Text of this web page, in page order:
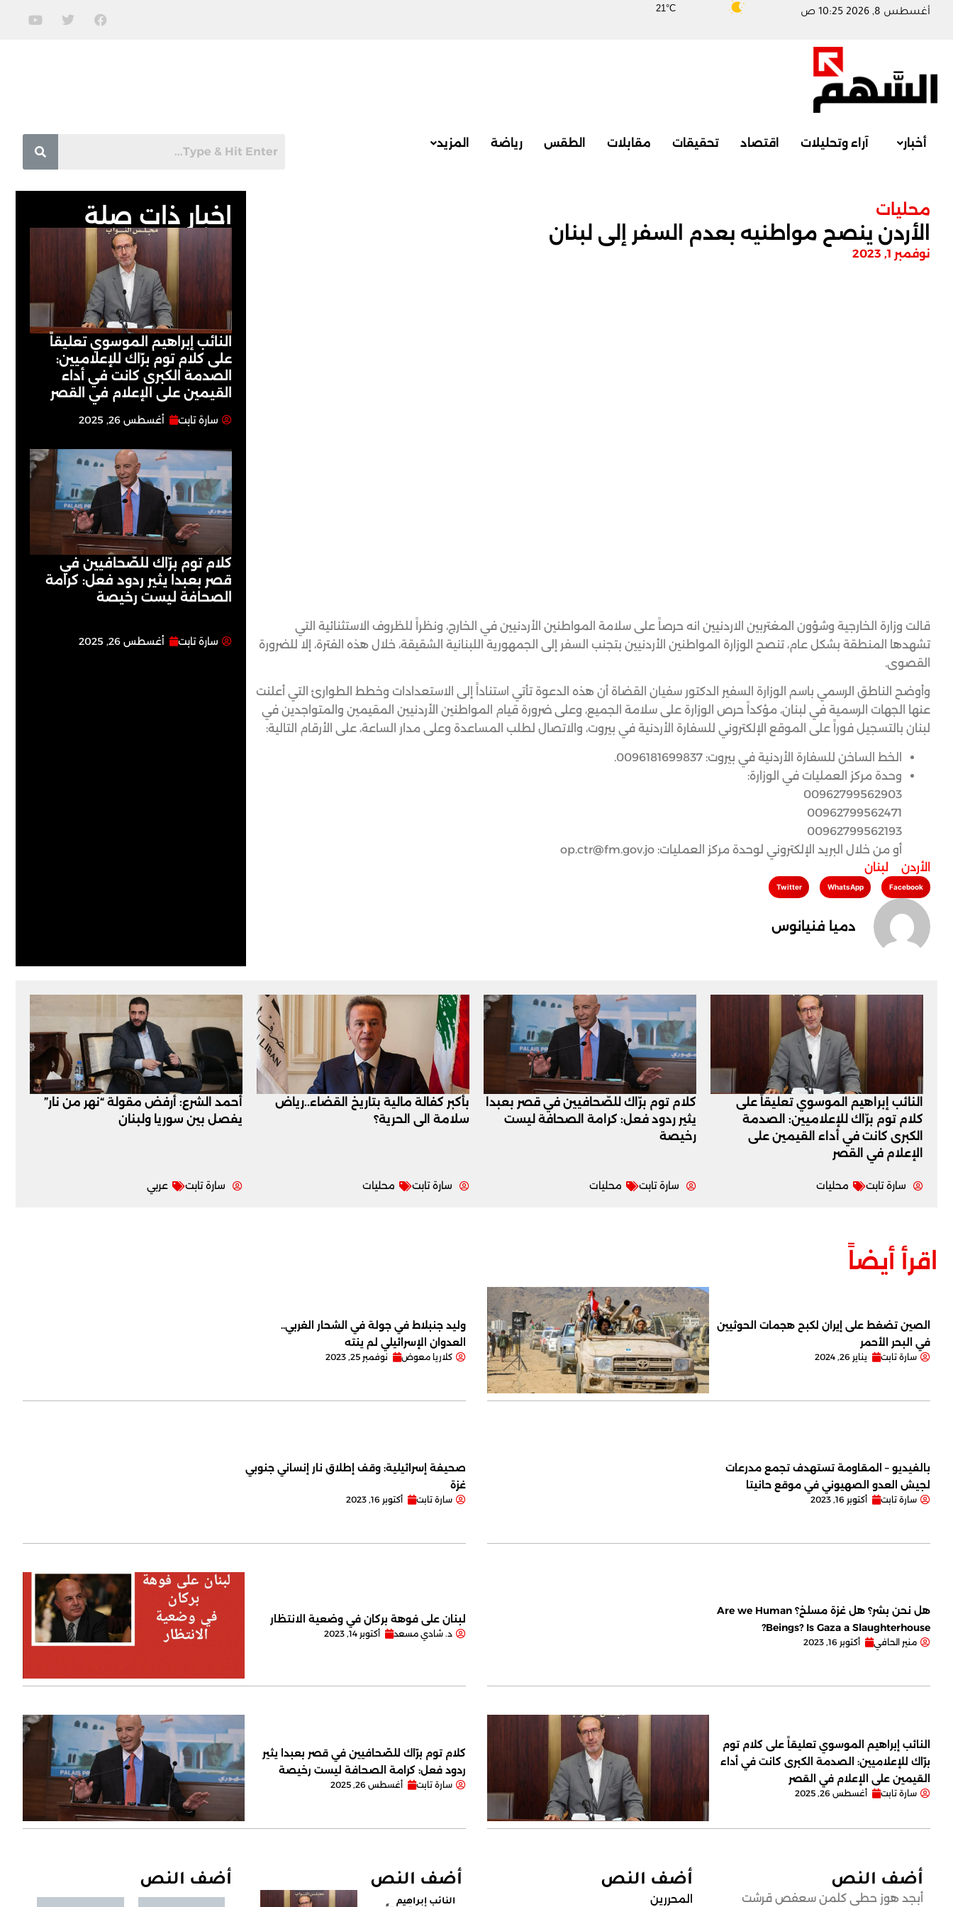
21°C أغسطس 8, 2026 10:25 ص
أخبار آراء وتحليلات اقتصاد تحقيقات مقابلات الطقس رياضة المزيد
اخبار ذات صلة
النائب إبراهيم الموسوي تعليقاً
على كلام توم برّاك للإعلاميين:
الصدمة الكبرى كانت في أداء
القيمين على ‏الإعلام في القصر
سارة تابت أغسطس 26, 2025
كلام توم برّاك للصّحافيين في
قصر بعبدا يثير ردود فعل: كرامة
الصحافة ليست رخيصة
سارة تابت أغسطس 26, 2025
محليات
الأردن ينصح مواطنيه بعدم السفر إلى لبنان
نوفمبر 1, 2023
قالت وزارة الخارجية وشؤون المغتربين الاردنيين انه حرصاً على سلامة المواطنين الأردنيين في الخارج، ونظراً للظروف الاستثنائية التي
تشهدها المنطقة بشكل عام، تنصح الوزارة المواطنين الأردنيين بتجنب السفر إلى الجمهورية اللبنانية الشقيقة، خلال هذه الفترة، إلا للضرورة
القصوى.
وأوضح الناطق الرسمي باسم الوزارة السفير الدكتور سفيان القضاة أن هذه الدعوة تأتي استناداً إلى الاستعدادات وخطط الطوارئ التي أعلنت
عنها الجهات الرسمية في لبنان، مؤكداً حرص الوزارة على سلامة الجميع، وعلى ضرورة قيام المواطنين الأردنيين المقيمين والمتواجدين في
لبنان بالتسجيل فوراً على الموقع الإلكتروني للسفارة الأردنية في بيروت، والاتصال لطلب المساعدة وعلى مدار الساعة، على الأرقام التالية:
الخط الساخن للسفارة الأردنية في بيروت: 0096181699837.
وحدة مركز العمليات في الوزارة:
00962799562903
00962799562471
00962799562193
أو من خلال البريد الإلكتروني لوحدة مركز العمليات: op.ctr@fm.gov.jo
الأردن
لبنان
Facebook
WhatsApp
Twitter
دميا فنيانوس
النائب إبراهيم الموسوي تعليقاً على
كلام توم برّاك للإعلاميين: الصدمة
الكبرى كانت في أداء القيمين على
‏الإعلام في القصر
سارة تابت محليات
كلام توم برّاك للصّحافيين في قصر بعبدا
يثير ردود فعل: كرامة الصحافة ليست
رخيصة
سارة تابت محليات
بأكبر كفالة مالية بتاريخ القضاء..رياض
سلامة الى الحرية؟
سارة تابت محليات
أحمد الشرع: أرفض مقولة “نهر من نار”
يفصل بين سوريا ولبنان
سارة تابت عربي
اقرأ أيضاً
الصين تضغط على إيران لكبح هجمات الحوثيين
في البحر الأحمر
سارة تابت يناير 26, 2024
وليد جنبلاط في جولة في الشحار الغربي..
العدوان الإسرائيلي لم ينته
كلاريا معوض نوفمبر 25, 2023
بالفيديو – المقاومة تستهدف تجمع مدرعات
لجيش العدو الصهيوني في موقع حانيتا
سارة تابت أكتوبر 16, 2023
صحيفة إسرائيلية: وقف إطلاق نار إنساني جنوبي
غزة
سارة تابت أكتوبر 16, 2023
هل نحن بشر؟ هل غزة مسلخ؟ Are we Human
Beings? Is Gaza a Slaughterhouse?
منير الحافي أكتوبر 16, 2023
لبنان على فوهة بركان في وضعية الانتظار
د. شادي مسعد أكتوبر 14, 2023
النائب إبراهيم الموسوي تعليقاً على كلام توم
برّاك للإعلاميين: الصدمة الكبرى كانت في أداء
القيمين على ‏الإعلام في القصر
سارة تابت أغسطس 26, 2025
كلام توم برّاك للصّحافيين في قصر بعبدا يثير
ردود فعل: كرامة الصحافة ليست رخيصة
سارة تابت أغسطس 26, 2025
أضف النص
أبجد هوز حطي كلمن سعفص قرشت
أضف النص
المحررين
أضف النص
النائب إبراهيم
أضف النص